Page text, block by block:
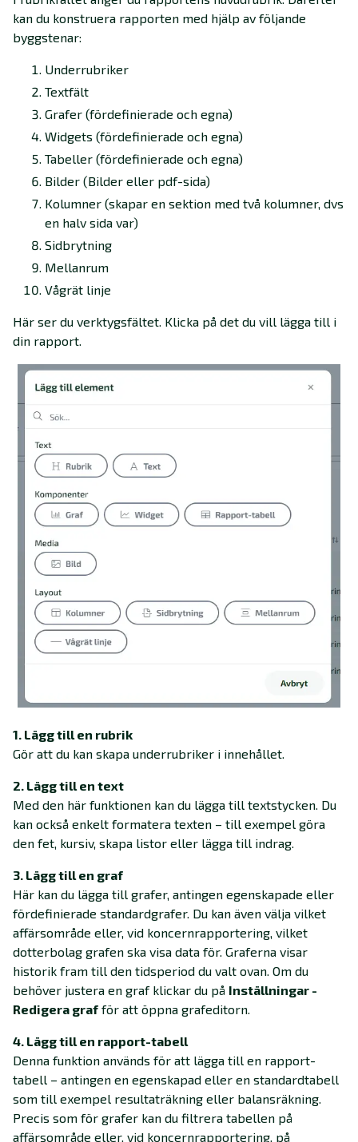
kan du konstruera rapporten med hjälp av följande
byggstenar:
Underrubriker
Textfält
Grafer (fördefinierade och egna)
Widgets (fördefinierade och egna)
Tabeller (fördefinierade och egna)
Bilder (Bilder eller pdf-sida)
Kolumner (skapar en sektion med två kolumner, dvs
en halv sida var)
Sidbrytning
Mellanrum
Vågrät linje
Här ser du verktygsfältet. Klicka på det du vill lägga till i
din rapport.
1. Lägg till en rubrik
Gör att du kan skapa underrubriker i innehållet.
2. Lägg till en text
Med den här funktionen kan du lägga till textstycken. Du
kan också enkelt formatera texten – till exempel göra
den fet, kursiv, skapa listor eller lägga till indrag.
3. Lägg till en graf
Här kan du lägga till grafer, antingen egenskapade eller
fördefinierade standardgrafer. Du kan även välja vilket
affärsområde eller, vid koncernrapportering, vilket
dotterbolag grafen ska visa data för. Graferna visar
historik fram till den tidsperiod du valt ovan. Om du
behöver justera en graf klickar du på Inställningar -
Redigera graf för att öppna grafeditorn.
4. Lägg till en rapport-tabell
Denna funktion används för att lägga till en rapport-
tabell – antingen en egenskapad eller en standardtabell
som till exempel resultaträkning eller balansräkning.
Precis som för grafer kan du filtrera tabellen på
affärsområde eller, vid koncernrapportering, på